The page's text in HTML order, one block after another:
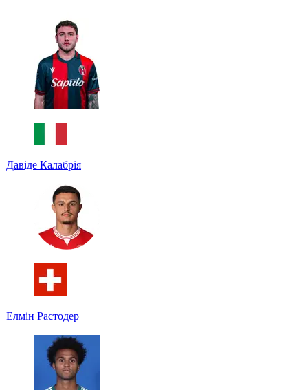
Давіде Калабрія
Елмін Растодер